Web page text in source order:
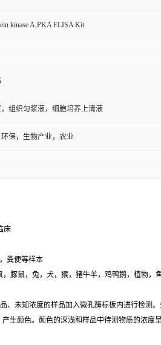
kinase A,PKA ELISA Kit
组织匀浆液，细胞培养上清液
保，生物产业，农业
床
粪便等样本
豚鼠，兔，犬，猴，猪牛羊，鸡鸭鹅，植物，
未知浓度的样品加入微孔酶标板内进行检测
生颜色。颜色的深浅和样品中待测物质的浓度呈